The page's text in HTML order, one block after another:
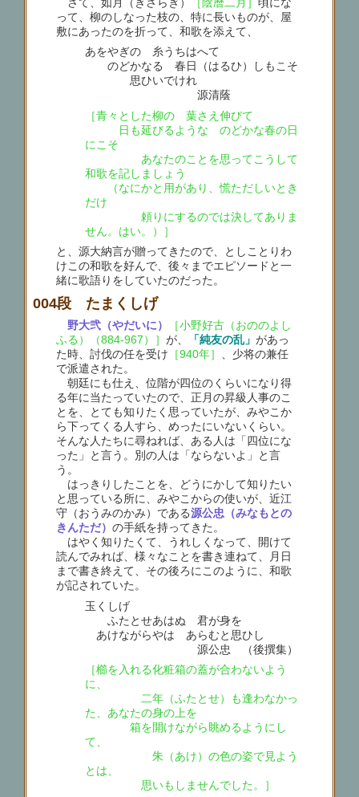
さて、如月（きさらぎ） ［陰暦二月］頃にな
って、柳のしなった枝の、特に長いものが、屋
敷にあったのを折って、和歌を添えて、
あをやぎの 糸うちはへて
のどかなる 春日（はるひ）しもこそ
思ひいでけれ
源清蔭
［青々とした柳の 葉さえ伸びて
日も延びるような のどかな春の日
にこそ
あなたのことを思ってこうして
和歌を記しましょう
（なにかと用があり、慌ただしいとき
だけ
頼りにするのでは決してありま
せん。はい。）］
と、源大納言が贈ってきたので、としことりわ
けこの和歌を好んで、後々までエピソードと一
緒に歌語りをしていたのだった。
004段 たまくしげ
野大弐（やだいに）
［小野好古（おののよし
ふる）（884-967）］が、 「純友の乱」があっ
た時、討伐の任を受け ［940年］ 、少将の兼任
で派遣された。
朝廷にも仕え、位階が四位のくらいになり得
る年に当たっていたので、正月の昇級人事のこ
とを、とても知りたく思っていたが、みやこか
ら下ってくる人すら、めったにいないくらい。
そんな人たちに尋ねれば、ある人は「四位にな
った」と言う。別の人は「ならないよ」と言
う。
はっきりしたことを、どうにかして知りたい
と思っている所に、みやこからの使いが、近江
守（おうみのかみ）である源公忠（みなもとの
きんただ）の手紙を持ってきた。
はやく知りたくて、うれしくなって、開けて
読んでみれば、様々なことを書き連ねて、月日
まで書き終えて、その後ろにこのように、和歌
が記されていた。
玉くしげ
ふたとせあはぬ 君が身を
あけながらやは あらむと思ひし
源公忠 （後撰集）
［櫛を入れる化粧箱の蓋が合わないよう
に、
二年（ふたとせ）も逢わなかっ
た、あなたの身の上を
箱を開けながら眺めるようにし
て、
朱（あけ）の色の姿で見よう
とは、
思いもしませんでした。］